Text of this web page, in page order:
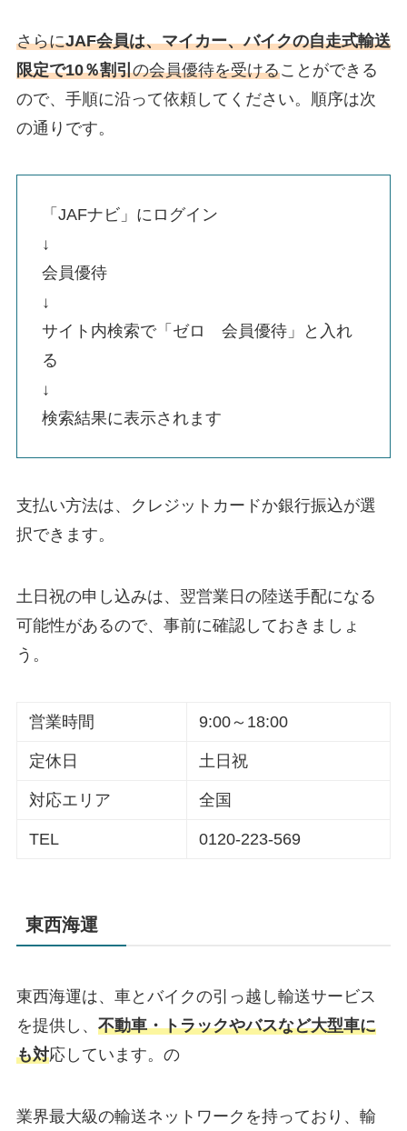
さらにJAF会員は、マイカー、バイクの自走式輸送
限定で10％割引の会員優待を受けることができる
ので、手順に沿って依頼してください。順序は次
の通りです。
「JAFナビ」にログイン
↓
会員優待
↓
サイト内検索で「ゼロ 会員優待」と入れ
る
↓
検索結果に表示されます
支払い方法は、クレジットカードか銀行振込が選
択できます。
土日祝の申し込みは、翌営業日の陸送手配になる
可能性があるので、事前に確認しておきましょ
う。
営業時間 9:00～18:00
定休日 土日祝
対応エリア 全国
TEL 0120-223-569
東西海運
東西海運は、車とバイクの引っ越し輸送サービス
を提供し、 不動車・トラックやバスなど大型車に
も対応しています。の
業界最大級の輸送ネットワークを持っており、輸